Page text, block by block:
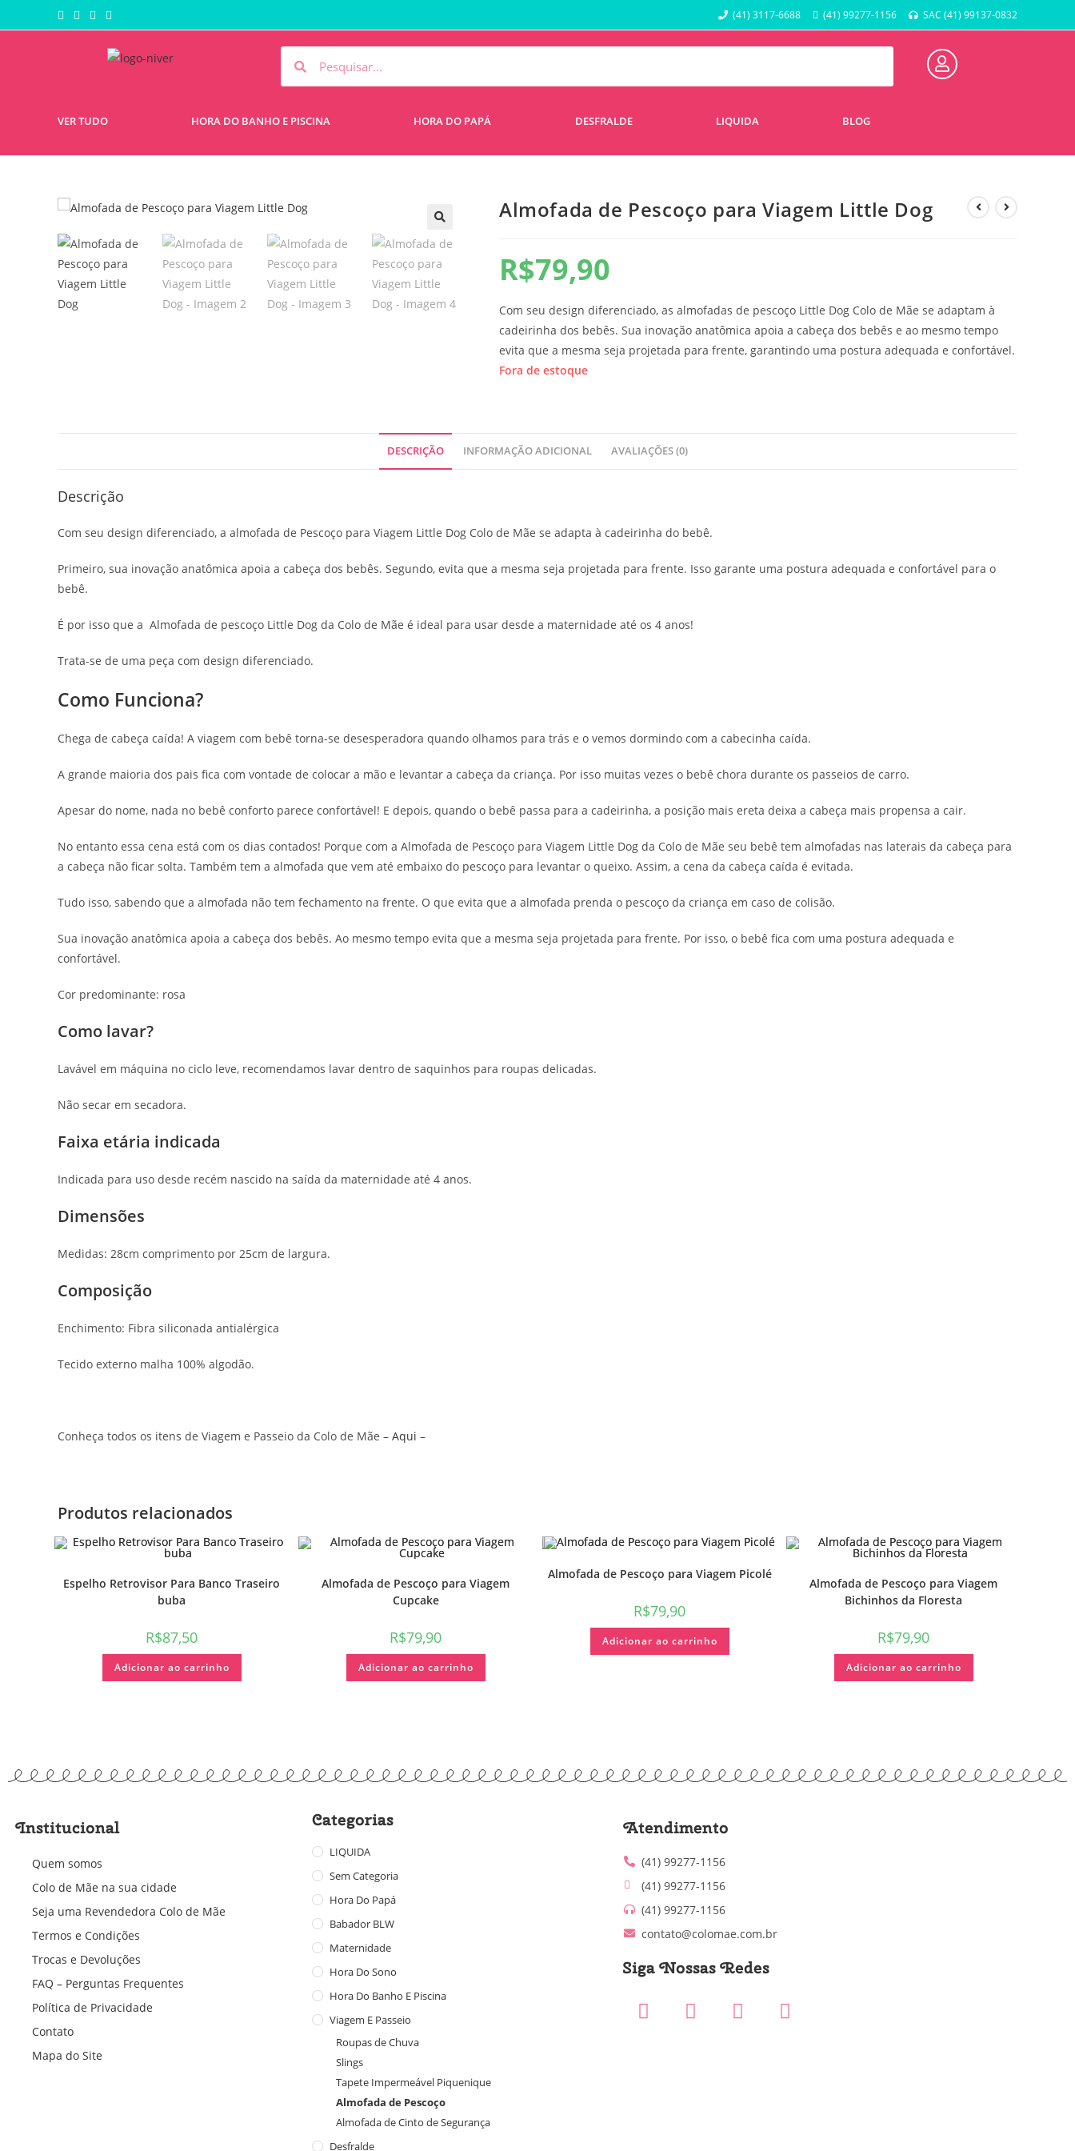
(41) 3117-6688 (41) 99277-1156 SAC (41) 99137-0832
VER TUDO HORA DO BANHO E PISCINA HORA DO PAPÁ DESFRALDE LIQUIDA BLOG
Almofada de Pescoço para Viagem Little Dog
R$79,90
Com seu design diferenciado, as almofadas de pescoço Little Dog Colo de Mãe se adaptam à
cadeirinha dos bebês. Sua inovação anatômica apoia a cabeça dos bebês e ao mesmo tempo
evita que a mesma seja projetada para frente, garantindo uma postura adequada e confortável.
Fora de estoque
DESCRIÇÃO INFORMAÇÃO ADICIONAL AVALIAÇÕES (0)
Descrição
Com seu design diferenciado, a almofada de Pescoço para Viagem Little Dog Colo de Mãe se adapta à cadeirinha do bebê.
Primeiro, sua inovação anatômica apoia a cabeça dos bebês. Segundo, evita que a mesma seja projetada para frente. Isso garante uma postura adequada e confortável para o
bebê.
É por isso que a Almofada de pescoço Little Dog da Colo de Mãe é ideal para usar desde a maternidade até os 4 anos!
Trata-se de uma peça com design diferenciado.
Como Funciona?
Chega de cabeça caída! A viagem com bebê torna-se desesperadora quando olhamos para trás e o vemos dormindo com a cabecinha caída.
A grande maioria dos pais fica com vontade de colocar a mão e levantar a cabeça da criança. Por isso muitas vezes o bebê chora durante os passeios de carro.
Apesar do nome, nada no bebê conforto parece confortável! E depois, quando o bebê passa para a cadeirinha, a posição mais ereta deixa a cabeça mais propensa a cair.
No entanto essa cena está com os dias contados! Porque com a Almofada de Pescoço para Viagem Little Dog da Colo de Mãe seu bebê tem almofadas nas laterais da cabeça para
a cabeça não ficar solta. Também tem a almofada que vem até embaixo do pescoço para levantar o queixo. Assim, a cena da cabeça caída é evitada.
Tudo isso, sabendo que a almofada não tem fechamento na frente. O que evita que a almofada prenda o pescoço da criança em caso de colisão.
Sua inovação anatômica apoia a cabeça dos bebês. Ao mesmo tempo evita que a mesma seja projetada para frente. Por isso, o bebê fica com uma postura adequada e
confortável.
Cor predominante: rosa
Como lavar?
Lavável em máquina no ciclo leve, recomendamos lavar dentro de saquinhos para roupas delicadas.
Não secar em secadora.
Faixa etária indicada
Indicada para uso desde recém nascido na saída da maternidade até 4 anos.
Dimensões
Medidas: 28cm comprimento por 25cm de largura.
Composição
Enchimento: Fibra siliconada antialérgica
Tecido externo malha 100% algodão.
Conheça todos os itens de Viagem e Passeio da Colo de Mãe – Aqui –
Produtos relacionados
Espelho Retrovisor Para Banco Traseiro
buba
R$87,50
Adicionar ao carrinho
Almofada de Pescoço para Viagem
Cupcake
R$79,90
Adicionar ao carrinho
Almofada de Pescoço para Viagem Picolé
R$79,90
Adicionar ao carrinho
Almofada de Pescoço para Viagem
Bichinhos da Floresta
R$79,90
Adicionar ao carrinho
Institucional
Quem somos
Colo de Mãe na sua cidade
Seja uma Revendedora Colo de Mãe
Termos e Condições
Trocas e Devoluções
FAQ – Perguntas Frequentes
Política de Privacidade
Contato
Mapa do Site
Categorias
LIQUIDA
Sem Categoria
Hora Do Papá
Babador BLW
Maternidade
Hora Do Sono
Hora Do Banho E Piscina
Viagem E Passeio
Roupas de Chuva
Slings
Tapete Impermeável Piquenique
Almofada de Pescoço
Almofada de Cinto de Segurança
Desfralde
Atendimento
(41) 99277-1156
(41) 99277-1156
(41) 99277-1156
contato@colomae.com.br
Siga Nossas Redes